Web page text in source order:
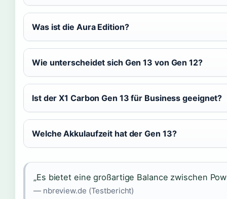
Was ist die Aura Edition?
Wie unterscheidet sich Gen 13 von Gen 12?
Ist der X1 Carbon Gen 13 für Business geeignet?
Welche Akkulaufzeit hat der Gen 13?
„Es bietet eine großartige Balance zwischen
— nbreview.de (Testbericht)